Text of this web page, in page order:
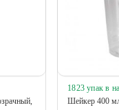
1823 упак в
Шейкер 400